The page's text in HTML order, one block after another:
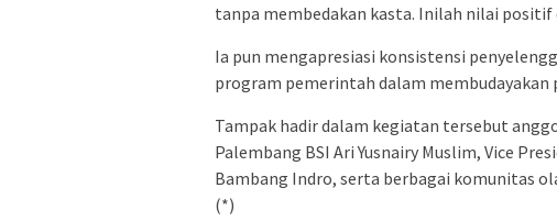
tanpa membedakan kasta. Inilah nilai positif
Ia pun mengapresiasi konsistensi
program pemerintah dalam membudayakan
Tampak hadir dalam kegiatan tersebut
Palembang BSI Ari Yusnairy Muslim, Vice
Bambang Indro, serta berbagai komunitas
(*)